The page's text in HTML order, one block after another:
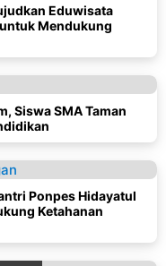
Eduwisata
Mendukung
Siswa SMA Taman
Ponpes Hidayatul
Ketahanan